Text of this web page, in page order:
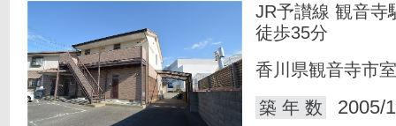
JR予讃線 観音寺
徒歩35分
香川県観音寺市
築 年 数
2005/